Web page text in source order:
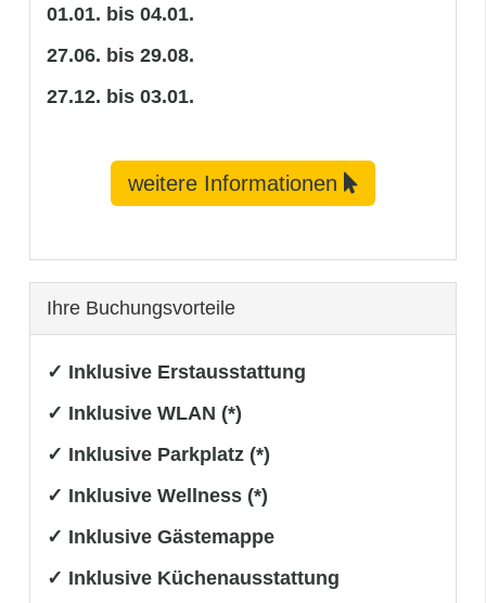
01.01. bis 04.01.
27.06. bis 29.08.
27.12. bis 03.01.
weitere Informationen
Ihre Buchungsvorteile
✓ Inklusive Erstausstattung
✓ Inklusive WLAN (*)
✓ Inklusive Parkplatz (*)
✓ Inklusive Wellness (*)
✓ Inklusive Gästemappe
✓ Inklusive Küchenausstattung